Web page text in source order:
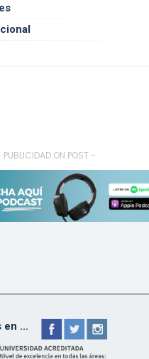
PUBLICIDAD ON POST -
en ...